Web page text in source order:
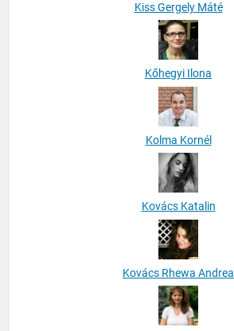
Kiss Gergely Máté
Kőhegyi Ilona
Kolma Kornél
Kovács Katalin
Kovács Rhewa Andrea